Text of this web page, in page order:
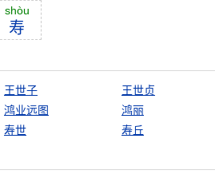
shòu
寿
王世子
王世贞
鸿业远图
鸿丽
寿世 寿丘